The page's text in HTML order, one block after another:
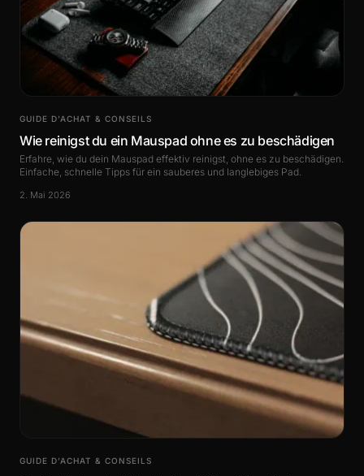
GUIDE D’ACHAT & CONSEILS
Wie reinigst du ein Mauspad ohne es zu beschädigen
Erfahre, wie du dein Mauspad effektiv reinigst, ohne es zu beschädigen.
Einfache, schnelle Tipps für ein sauberes und langlebiges Pad.
2. Mai 2026
GUIDE D’ACHAT & CONSEILS